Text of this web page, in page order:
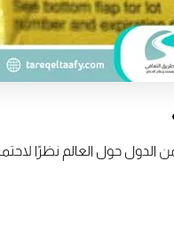
حول العالم نظرًا